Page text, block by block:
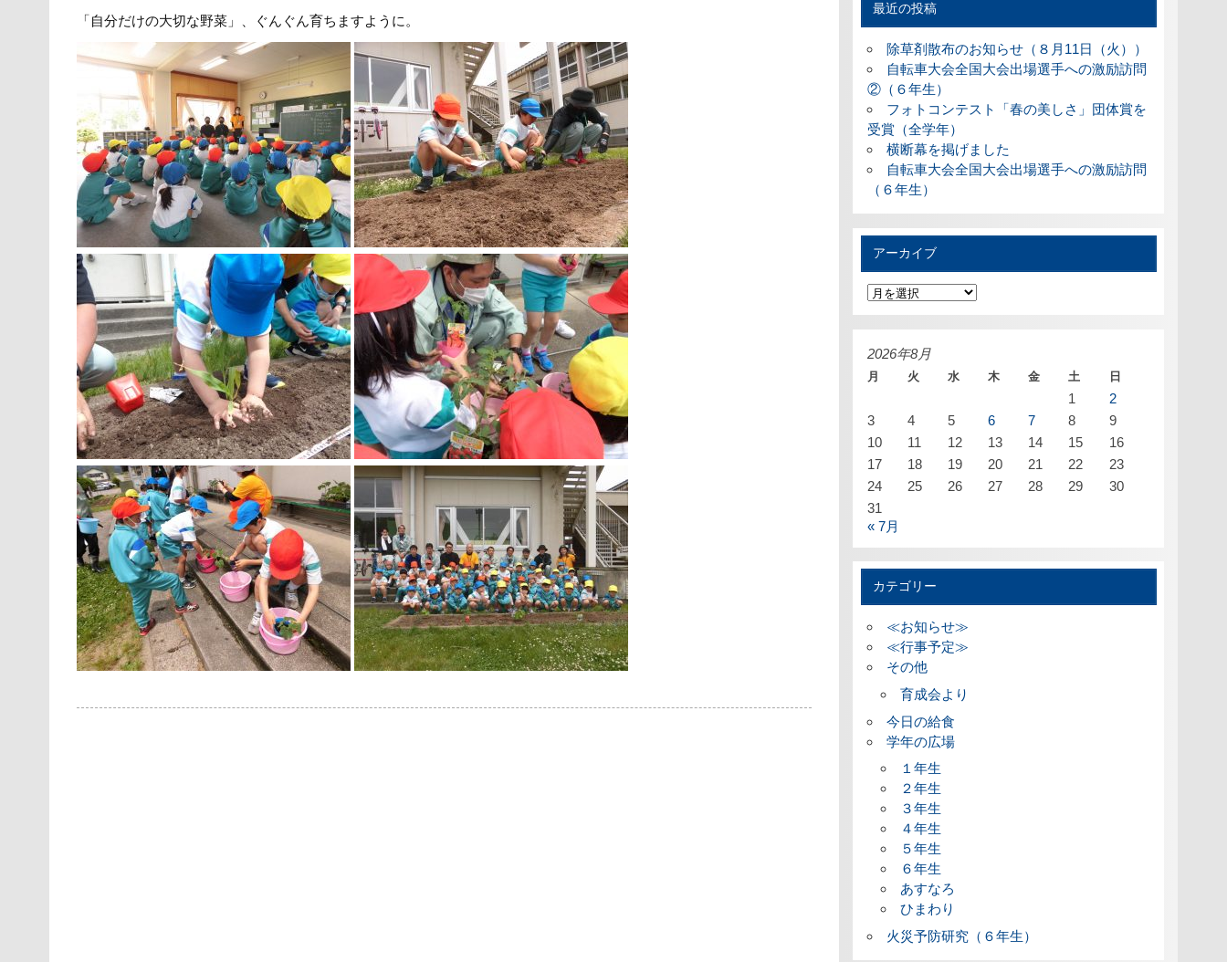
「自分だけの大切な野菜」、ぐんぐん育ちますように。
最近の投稿
除草剤散布のお知らせ（８月11日（火））
自転車大会全国大会出場選手への激励訪問
②（６年生）
フォトコンテスト「春の美しさ」団体賞を
受賞（全学年）
横断幕を掲げました
自転車大会全国大会出場選手への激励訪問
（６年生）
アーカイブ
ア
ー
カ
イ
2026年8月
月 火 水 木 金 土 日
1
2
3
4 5 6 7 8
9
10
11 12 13 14 15
16
17
18 19 20 21 22
23
24
25 26 27 28 29
30
31
« 7月
カテゴリー
≪お知らせ≫
≪行事予定≫
その他
育成会より
今日の給食
学年の広場
１年生
２年生
３年生
４年生
５年生
６年生
あすなろ
ひまわり
火災予防研究（６年生）